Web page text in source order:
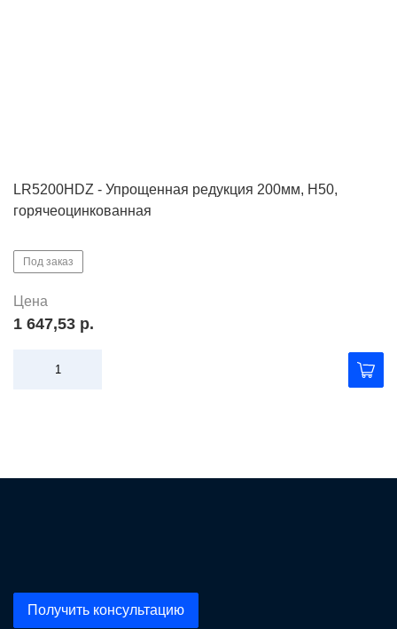
LR5200HDZ - Упрощенная редукция 200мм, Н50,
горячеоцинкованная
Под заказ
Цена
1 647,53 р.
Получить консультацию